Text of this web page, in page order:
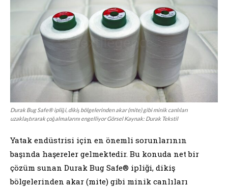
Durak Bug Safe® ipliği, dikiş bölgelerinden akar (mite) gibi minik canlıları
uzaklaştırarak çoğalmalarını engelliyor Görsel Kaynak: Durak Tekstil
Yatak endüstrisi için en önemli sorunlarının
başında haşereler gelmektedir. Bu konuda net bir
çözüm sunan Durak Bug Safe® ipliği, dikiş
bölgelerinden akar (mite) gibi minik canlıları